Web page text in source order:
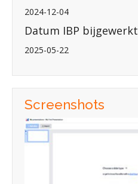
2024-12-04
Datum IBP bijgewerkt
2025-05-22
Screenshots